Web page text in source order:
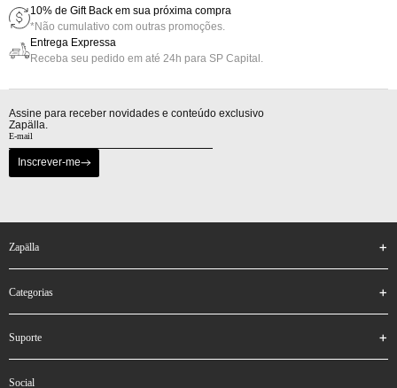
10% de Gift Back em sua próxima compra
*Não cumulativo com outras promoções.
Entrega Expressa
Receba seu pedido em até 24h para SP Capital.
Assine para receber novidades e conteúdo exclusivo
Zapälla.
Inscrever-me
zapälla
categorias
suporte
social